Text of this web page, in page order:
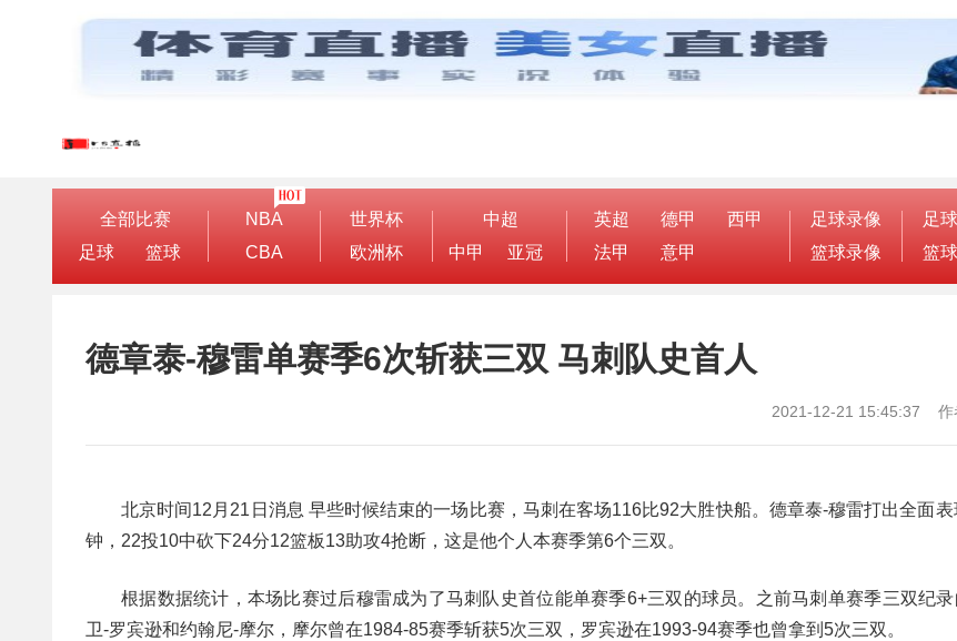
全部比赛
足球
篮球
NBA
CBA
世界杯
欧洲杯
中超
中甲
亚冠
英超 德甲
西甲
法甲
意甲
足球录像
篮球录像
足
篮
德章泰-穆雷单赛季6次斩获三双 马刺队史首人
2021-12-21 15:45:37 作
北京时间12月21日消息 早些时候结束的一场比赛，马刺在客场116比92大胜快船。德章泰-穆雷打出全面
钟，22投10中砍下24分12篮板13助攻4抢断，这是他个人本赛季第6个三双。
根据数据统计，本场比赛过后穆雷成为了马刺队史首位能单赛季6+三双的球员。之前马刺单赛季三双纪
卫-罗宾逊和约翰尼-摩尔，摩尔曾在1984-85赛季斩获5次三双，罗宾逊在1993-94赛季也曾拿到5次三双。